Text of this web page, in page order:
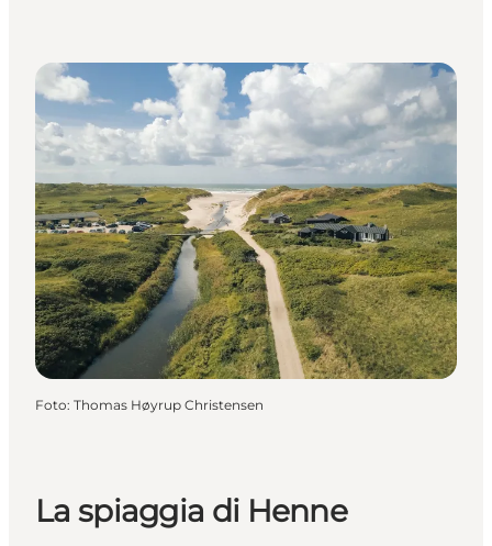
Foto: Thomas Høyrup Christensen
La spiaggia di Henne